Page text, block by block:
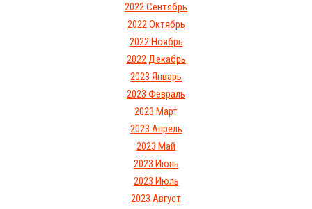
2022 Сентябрь
2022 Октябрь
2022 Ноябрь
2022 Декабрь
2023 Январь
2023 Февраль
2023 Март
2023 Апрель
2023 Май
2023 Июнь
2023 Июль
2023 Август